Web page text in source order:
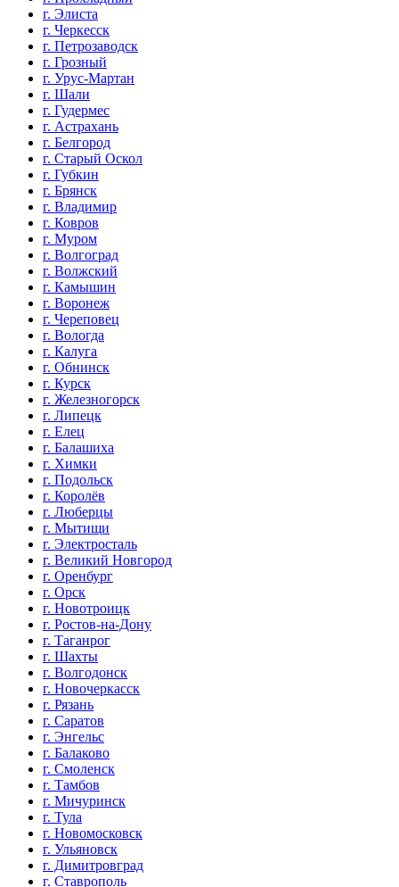
г. Элиста
г. Черкесск
г. Петрозаводск
г. Грозный
г. Урус-Мартан
г. Шали
г. Гудермес
г. Астрахань
г. Белгород
г. Старый Оскол
г. Губкин
г. Брянск
г. Владимир
г. Ковров
г. Муром
г. Волгоград
г. Волжский
г. Камышин
г. Воронеж
г. Череповец
г. Вологда
г. Калуга
г. Обнинск
г. Курск
г. Железногорск
г. Липецк
г. Елец
г. Балашиха
г. Химки
г. Подольск
г. Королёв
г. Люберцы
г. Мытищи
г. Электросталь
г. Великий Новгород
г. Оренбург
г. Орск
г. Новотроицк
г. Ростов-на-Дону
г. Таганрог
г. Шахты
г. Волгодонск
г. Новочеркасск
г. Рязань
г. Саратов
г. Энгельс
г. Балаково
г. Смоленск
г. Тамбов
г. Мичуринск
г. Тула
г. Новомосковск
г. Ульяновск
г. Димитровград
г. Ставрополь